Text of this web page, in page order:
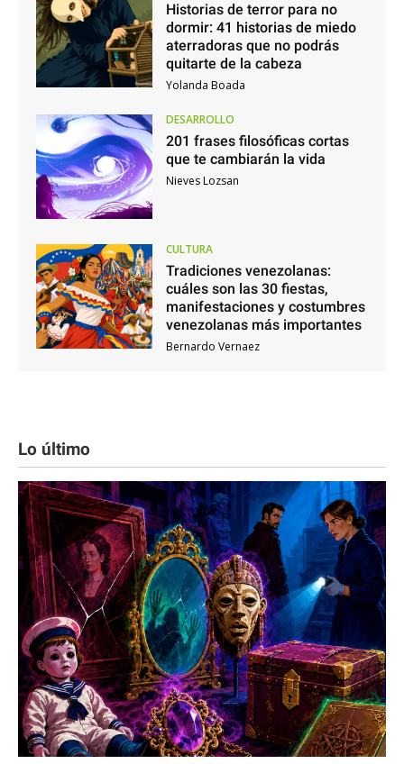
Historias de terror para no
dormir: 41 historias de miedo
aterradoras que no podrás
quitarte de la cabeza
Yolanda Boada
DESARROLLO
201 frases filosóficas cortas
que te cambiarán la vida
Nieves Lozsan
CULTURA
Tradiciones venezolanas:
cuáles son las 30 fiestas,
manifestaciones y costumbres
venezolanas más importantes
Bernardo Vernaez
Lo último